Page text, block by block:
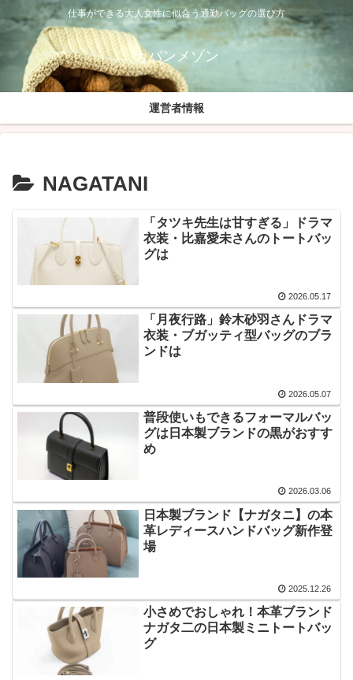
仕事ができる大人女性に似合う通勤バッグの選び方
カバンメゾン
運営者情報
NAGATANI
「タツキ先生は甘すぎる」ドラマ
衣装・比嘉愛未さんのトートバッ
グは
2026.05.17
「月夜行路」鈴木砂羽さんドラマ
衣装・ブガッティ型バッグのブラ
ンドは
2026.05.07
普段使いもできるフォーマルバッ
グは日本製ブランドの黒がおすす
め
2026.03.06
日本製ブランド【ナガタニ】の本
革レディースハンドバッグ新作登
場
2025.12.26
小さめでおしゃれ！本革ブランド
ナガタ二の日本製ミニトートバッ
グ